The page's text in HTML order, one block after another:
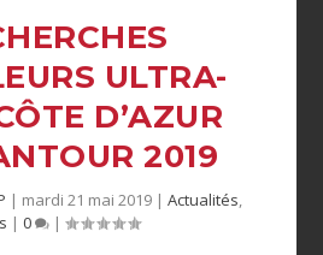
ULTRA-
D’AZUR
2019
| mardi 21 mai 2019| Actualités
| 0 |